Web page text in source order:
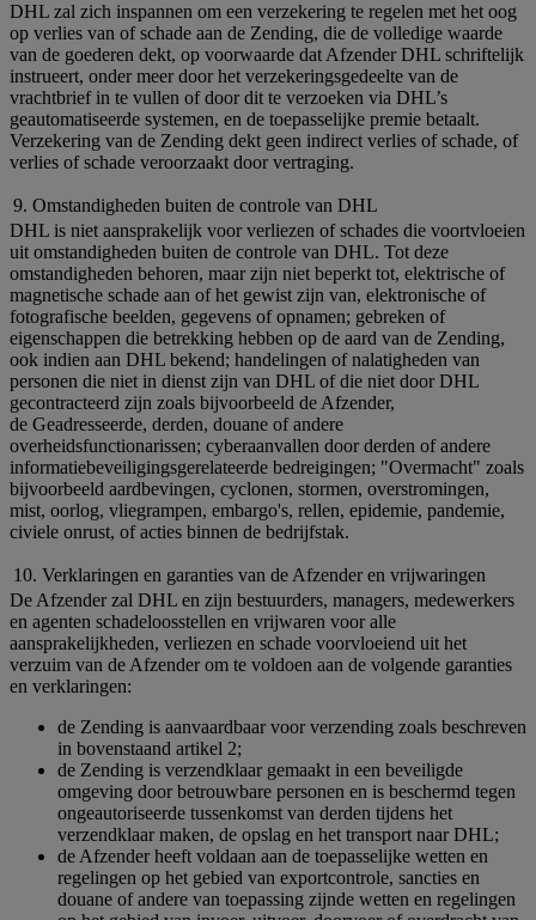
DHL zal zich inspannen om een verzekering te regelen met het oog
op verlies van of schade aan de Zending, die de volledige waarde
van de goederen dekt, op voorwaarde dat Afzender DHL schriftelijk
instrueert, onder meer door het verzekeringsgedeelte van de
vrachtbrief in te vullen of door dit te verzoeken via DHL’s
geautomatiseerde systemen, en de toepasselijke premie betaalt.
Verzekering van de Zending dekt geen indirect verlies of schade, of
verlies of schade veroorzaakt door vertraging.
9. Omstandigheden buiten de controle van DHL
DHL is niet aansprakelijk voor verliezen of schades die voortvloeien
uit omstandigheden buiten de controle van DHL. Tot deze
omstandigheden behoren, maar zijn niet beperkt tot, elektrische of
magnetische schade aan of het gewist zijn van, elektronische of
fotografische beelden, gegevens of opnamen; gebreken of
eigenschappen die betrekking hebben op de aard van de Zending,
ook indien aan DHL bekend; handelingen of nalatigheden van
personen die niet in dienst zijn van DHL of die niet door DHL
gecontracteerd zijn zoals bijvoorbeeld de Afzender,
de Geadresseerde, derden, douane of andere
overheidsfunctionarissen; cyberaanvallen door derden of andere
informatiebeveiligingsgerelateerde bedreigingen; "Overmacht" zoals
bijvoorbeeld aardbevingen, cyclonen, stormen, overstromingen,
mist, oorlog, vliegrampen, embargo's, rellen, epidemie, pandemie,
civiele onrust, of acties binnen de bedrijfstak.
10. Verklaringen en garanties van de Afzender en vrijwaringen
De Afzender zal DHL en zijn bestuurders, managers, medewerkers
en agenten schadeloosstellen en vrijwaren voor alle
aansprakelijkheden, verliezen en schade voorvloeiend uit het
verzuim van de Afzender om te voldoen aan de volgende garanties
en verklaringen:
de Zending is aanvaardbaar voor verzending zoals beschreven
in bovenstaand artikel 2;
de Zending is verzendklaar gemaakt in een beveiligde
omgeving door betrouwbare personen en is beschermd tegen
ongeautoriseerde tussenkomst van derden tijdens het
verzendklaar maken, de opslag en het transport naar DHL;
de Afzender heeft voldaan aan de toepasselijke wetten en
regelingen op het gebied van exportcontrole, sancties en
douane of andere van toepassing zijnde wetten en regelingen